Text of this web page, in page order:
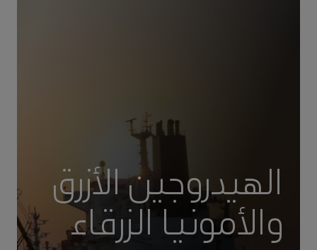
الهيدروجين الأزرق
والأمونيا الزرقاء